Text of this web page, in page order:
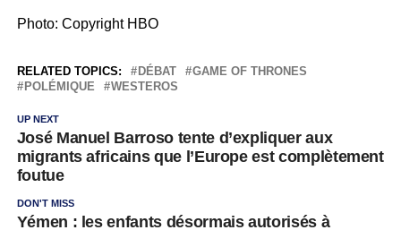
Photo: Copyright HBO
RELATED TOPICS: DÉBAT
GAME OF THRONES
POLÉMIQUE
WESTEROS
UP NEXT
José Manuel Barroso tente d’expliquer aux
migrants africains que l’Europe est complètement
foutue
DON'T MISS
Yémen : les enfants désormais autorisés à